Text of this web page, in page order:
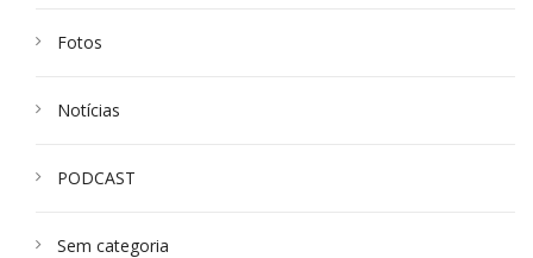
Fotos
Notícias
PODCAST
Sem categoria